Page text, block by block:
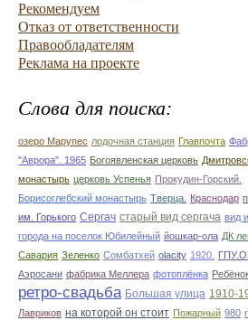
Рекомендуем
Отказ от ответственности
Правообладателям
Реклама на проекте
Слова для поиска:
озеро Марупес лодочная станция Главпочта
"Аврора". 1965 Богоявленская церковь
монастырь церковь Успенья Прокудин-Горский.
Борисоглебский монастырь Тверца. Краснодар
им. Горького Сергач старый вид сергача вид
города на поселок Юбилейный йошкар-ола ДК
Савария Зеленко Сомбатхей olacity 1920.
Аэросани фабрика Меллера фотоплёнка
ретро-свадьба Большая улица 1910-
Лавриков на которой он стоит Пожарный 980 г.